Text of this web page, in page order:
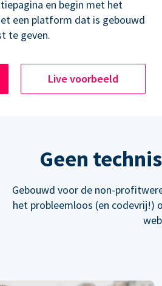
en begin met het
een platform dat is gebouwd
te geven.
Live voorbeeld
Geen
Gebouwd voor de non-
het probleemloos (en